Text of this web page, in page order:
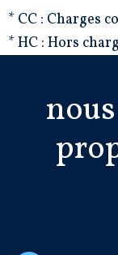
* CC : Charges
* HC : Hors